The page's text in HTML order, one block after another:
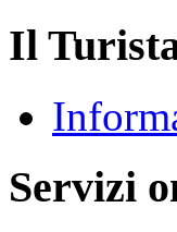
Il
Servizi